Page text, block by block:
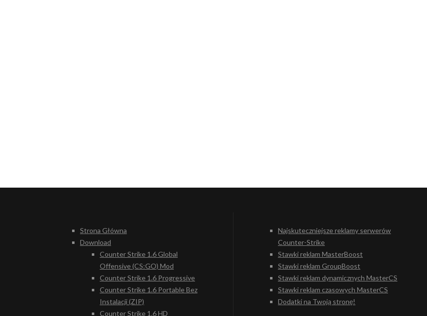
Strona Główna
Download
Counter Strike 1.6 Global
Offensive (CS:GO) Mod
Counter Strike 1.6 Progressive
Counter Strike 1.6 Portable Bez
Instalacji (ZIP)
Counter Strike 1.6 HD
Najskuteczniejsze reklamy serwerów
Counter-Strike
Stawki reklam MasterBoost
Stawki reklam GroupBoost
Stawki reklam dynamicznych MasterCS
Stawki reklam czasowych MasterCS
Dodatki na Twoją stronę!